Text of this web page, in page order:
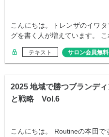
こんにちは。トレンザのイワ
グを書く人が増えています。
テキスト サロン会員無料
2025 地域で勝つブランデ
と戦略 Vol.6
こんにちは。 Routineの本田